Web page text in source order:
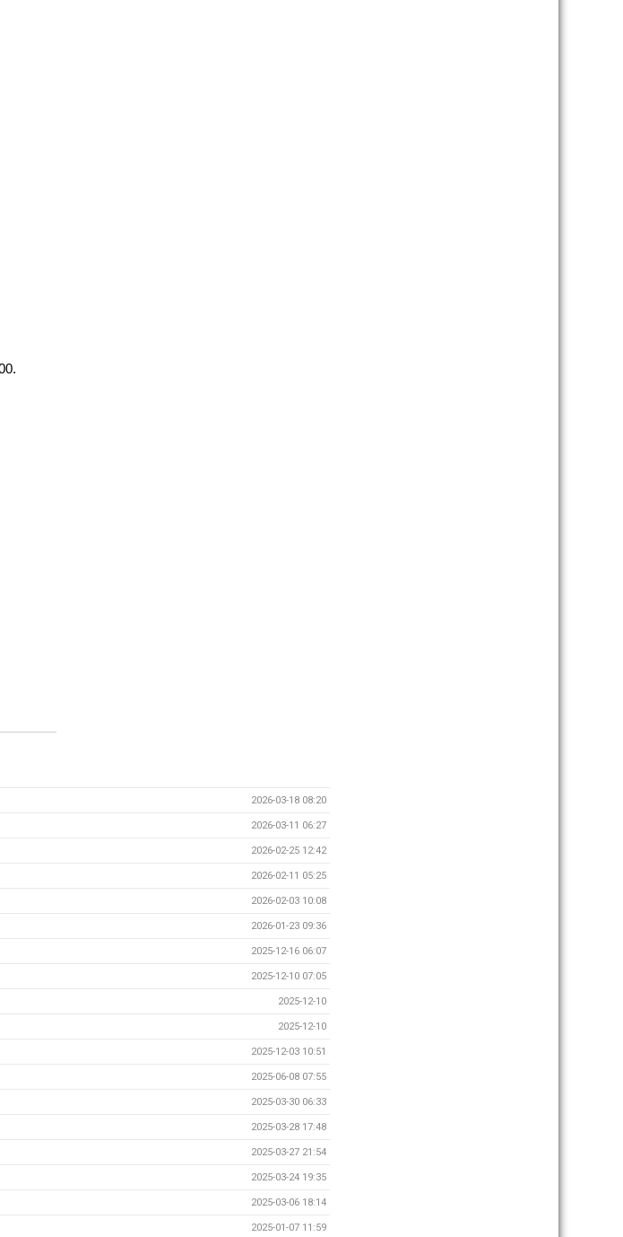
2026-03-18 08:20
2026-03-11 06:27
2026-02-25 12:42
2026-02-11 05:25
2026-02-03 10:08
2026-01-23 09:36
2025-12-16 06:07
2025-12-10 07:05
2025-12-10
2025-12-10
2025-12-03 10:51
2025-06-08 07:55
2025-03-30 06:33
2025-03-28 17:48
2025-03-27 21:54
2025-03-24 19:35
2025-03-06 18:14
2025-01-07 11:59